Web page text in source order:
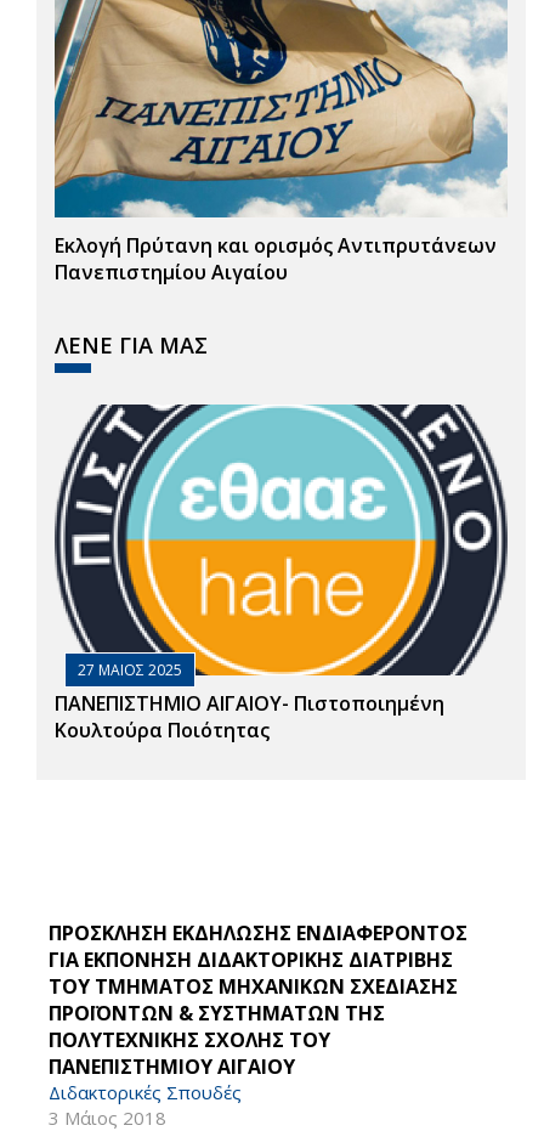
Εκλογή Πρύτανη και ορισμός Αντιπρυτάνεων
Πανεπιστημίου Αιγαίου
ΛΕΝΕ ΓΙΑ ΜΑΣ
27 ΜΑΙΟΣ 2025
ΠΑΝΕΠΙΣΤΗΜΙΟ ΑΙΓΑΙΟΥ- Πιστοποιημένη
Κουλτούρα Ποιότητας
ΠΡΟΣΚΛΗΣΗ ΕΚΔΗΛΩΣΗΣ ΕΝΔΙΑΦΕΡΟΝΤΟΣ
ΓΙΑ ΕΚΠΟΝΗΣΗ ΔΙΔΑΚΤΟΡΙΚΗΣ ΔΙΑΤΡΙΒΗΣ
ΤΟΥ ΤΜΗΜΑΤΟΣ ΜΗΧΑΝΙΚΩΝ ΣΧΕΔΙΑΣΗΣ
ΠΡΟΪΟΝΤΩΝ & ΣΥΣΤΗΜΑΤΩΝ ΤΗΣ
ΠΟΛΥΤΕΧΝΙΚΗΣ ΣΧΟΛΗΣ ΤΟΥ
ΠΑΝΕΠΙΣΤΗΜΙΟΥ ΑΙΓΑΙΟΥ
Διδακτορικές Σπουδές
3 Μάιος 2018